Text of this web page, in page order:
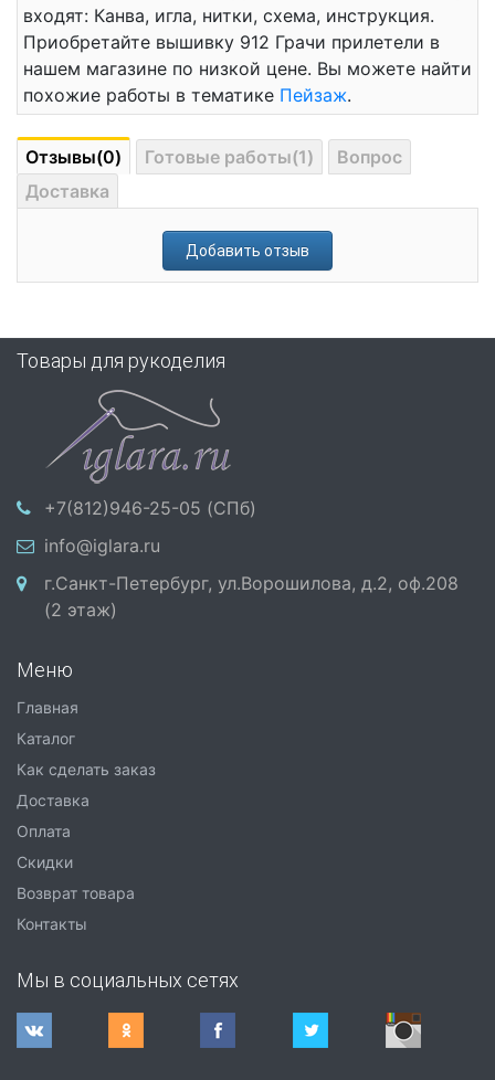
входят: Канва, игла, нитки, схема, инструкция.
Приобретайте вышивку 912 Грачи прилетели в
нашем магазине по низкой цене. Вы можете найти
похожие работы в тематике Пейзаж.
Отзывы(0) Готовые работы(1)
Вопрос
Доставка
Добавить отзыв
Товары для рукоделия
+7(812)946-25-05 (СПб)
info@iglara.ru
г.Санкт-Петербург, ул.Ворошилова, д.2, оф.208
(2 этаж)
Меню
Главная
Каталог
Как сделать заказ
Доставка
Оплата
Скидки
Возврат товара
Контакты
Мы в социальных сетях